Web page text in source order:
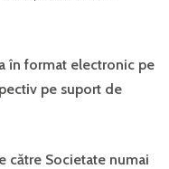
în format electronic pe
pe suport de
către Societate numai